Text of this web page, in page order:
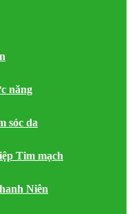
năng
sóc da
Tim mạch
Niên